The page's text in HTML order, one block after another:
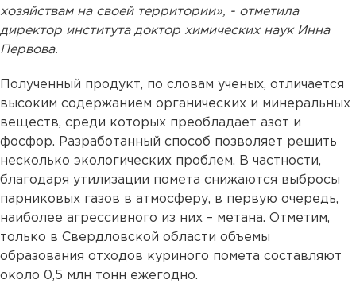
хозяйствам на своей территории», - отметила
директор института доктор химических наук Инна
Первова.
Полученный продукт, по словам ученых, отличается
высоким содержанием органических и минеральных
веществ, среди которых преобладает азот и
фосфор. Разработанный способ позволяет решить
несколько экологических проблем. В частности,
благодаря утилизации помета снижаются выбросы
парниковых газов в атмосферу, в первую очередь,
наиболее агрессивного из них – метана. Отметим,
только в Свердловской области объемы
образования отходов куриного помета составляют
около 0,5 млн тонн ежегодно.